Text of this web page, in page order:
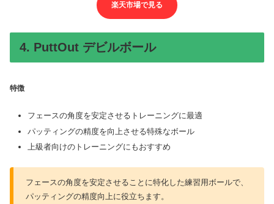
楽天市場で見る
4. PuttOut デビルボール
特徴
フェースの角度を安定させるトレーニングに最適
パッティングの精度を向上させる特殊なボール
上級者向けのトレーニングにもおすすめ
フェースの角度を安定させることに特化した練習用ボールで、
パッティングの精度向上に役立ちます。